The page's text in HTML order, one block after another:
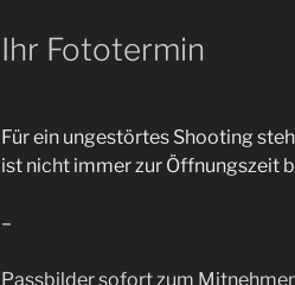
Ihr Fototermin
Für ein ungestörtes Shooting
ist nicht immer zur Öffnungszeit
–
Passbilder sofort zum